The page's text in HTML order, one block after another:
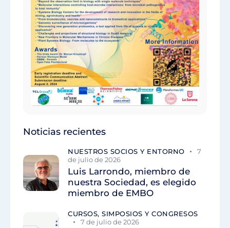
Noticias recientes
NUESTROS SOCIOS Y ENTORNO
7
de julio de 2026
Luis Larrondo, miembro de
nuestra Sociedad, es elegido
miembro de EMBO
CURSOS, SIMPOSIOS Y CONGRESOS
7 de julio de 2026